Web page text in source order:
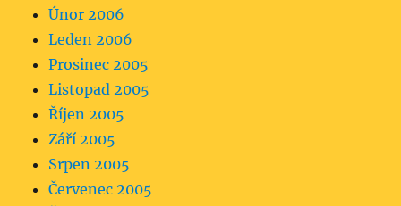
Únor 2006
Leden 2006
Prosinec 2005
Listopad 2005
Říjen 2005
Září 2005
Srpen 2005
Červenec 2005